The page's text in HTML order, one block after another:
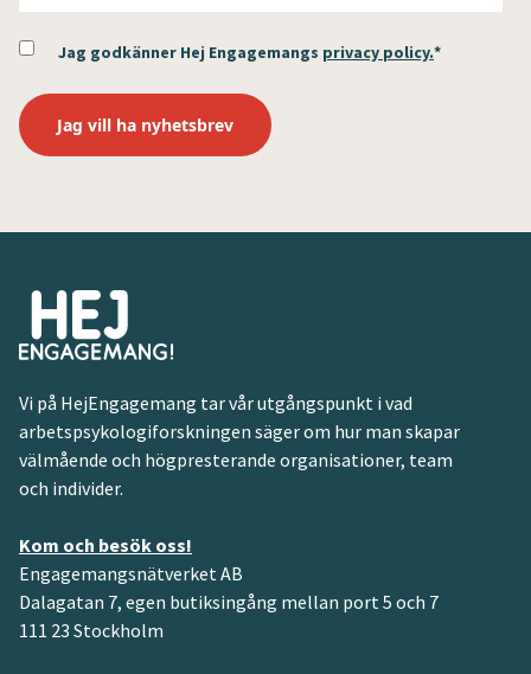
Jag godkänner Hej Engagemangs privacy policy.*
Vi på HejEngagemang tar vår utgångspunkt i vad
arbetspsykologiforskningen säger om hur man skapar
välmående och högpresterande organisationer, team
och individer.
Kom och besök oss!
Engagemangsnätverket AB
Dalagatan 7, egen butiksingång mellan port 5 och 7
111 23 Stockholm